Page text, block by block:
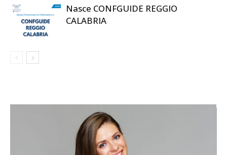
Nasce CONFGUIDE REGGIO
CALABRIA